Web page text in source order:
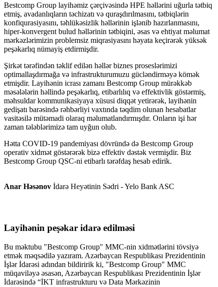
Bestcomp Group layihəmiz çərçivəsində HPE həllərini uğurla tətbiq
etmiş, avadanlıqların təchizatı və quraşdırılmasını, tətbiqlərin
konfiqurasiyasını, təhlükəsizlik həllərinin işlənib hazırlanmasını,
hiper-konvergent bulud həllərinin tətbiqini, əsas və ehtiyat məlumat
mərkəzlərimizin problemsiz miqrasiyasını həyata keçirərək yüksək
peşəkarlıq nümayiş etdirmişdir.
Şirkət tərəfindən təklif edilən həllər biznes proseslərimizi
optimallaşdırmağa və infrastrukturumuzu gücləndirməyə kömək
etmişdir. Layihənin icrası zamanı Bestcomp Group mürəkkəb
məsələlərin həllində peşəkarlıq, etibarlılıq və effektivlik göstərmiş,
məhsuldar kommunikasiyaya xüsusi diqqət yetirərək, layihənin
gedişatı barəsində rəhbərliyi vaxtında təqdim olunan hesabatlar
vasitəsilə mütəmadi olaraq məlumatlandırmışdır. Onların işi hər
zaman tələblərimizə tam uyğun olub.
Hətta COVID-19 pandemiyası dövründə də Bestcomp Group
operativ xidmət göstərərək bizə effektiv dəstək vermişdir. Biz
Bestcomp Group QSC-ni etibarlı tərəfdaş hesab edirik.
Anar Həsənov İdarə Heyətinin Sədri - Yelo Bank ASC
Layihənin peşəkar idarə edilməsi
Bu məktubu "Bestcomp Group" MMC-nin xidmətlərini tövsiyə
etmək məqsədilə yazıram. Azərbaycan Respublikası Prezidentinin
İşlər İdarəsi adından bildiririk ki, "Bestcomp Group" MMC
müqaviləyə əsasən, Azərbaycan Respublikası Prezidentinin İşlər
İdarəsində “İKT infrastrukturu və Data Mərkəzinin